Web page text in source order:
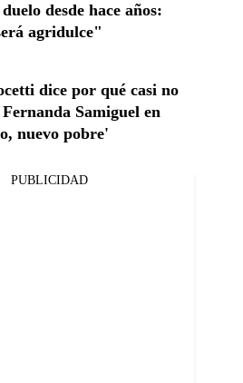
desde hace años:
agridulce"
dice por qué casi no
Samiguel en
nuevo pobre'
PUBLICIDAD